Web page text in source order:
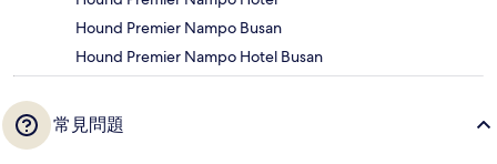
Hound Premier Nampo Busan
Hound Premier Nampo Hotel Busan
常見問題